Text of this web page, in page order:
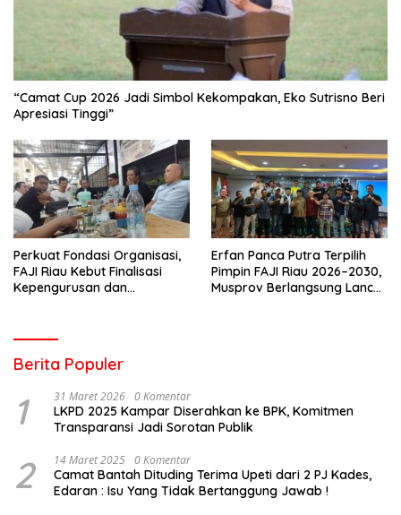
“Camat Cup 2026 Jadi Simbol Kekompakan, Eko Sutrisno Beri
Apresiasi Tinggi”
Perkuat Fondasi Organisasi,
FAJI Riau Kebut Finalisasi
Kepengurusan dan
Erfan Panca Putra Terpilih
Pimpin FAJI Riau 2026–2030,
Musprov Berlangsung Lancar
Berita Populer
1 31 Maret 2026 0 Komentar
LKPD 2025 Kampar Diserahkan ke BPK, Komitmen
Transparansi Jadi Sorotan Publik
2 14 Maret 2025 0 Komentar
Camat Bantah Dituding Terima Upeti dari 2 PJ Kades,
Edaran : Isu Yang Tidak Bertanggung Jawab !